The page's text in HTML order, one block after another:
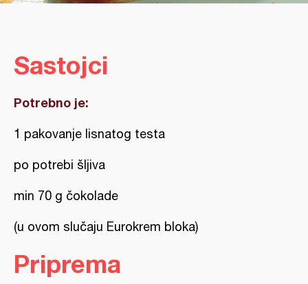
Sastojci
Potrebno je:
1 pakovanje lisnatog testa
po potrebi šljiva
min 70 g čokolade
(u ovom slučaju Eurokrem bloka)
Priprema